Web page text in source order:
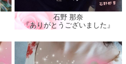
石野 那奈
『ありがとうございました』